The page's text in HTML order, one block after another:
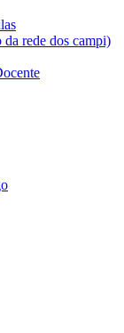
da rede dos campi)